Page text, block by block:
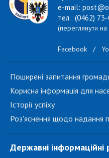
e-mail:
тел.: (0462)
(переглянути на
Facebook /
Поширені запитання
Корисна інформація для
Історії успіху
Роз'яснення щодо надання
Державні інформаційні